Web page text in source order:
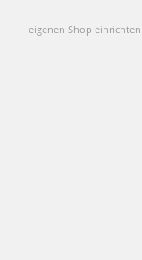
eigenen Shop einrichten